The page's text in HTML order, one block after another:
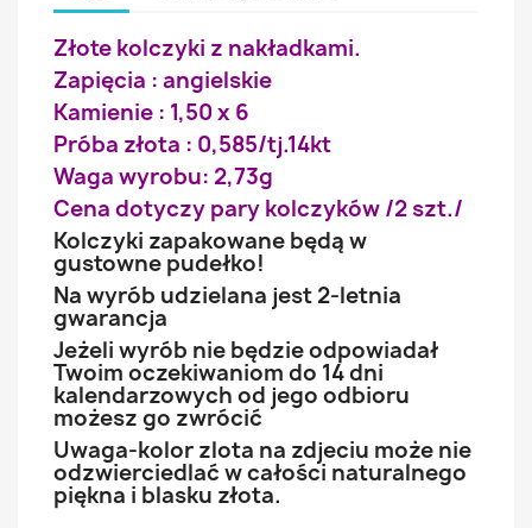
Złote kolczyki z nakładkami.
Zapięcia : angielskie
Kamienie : 1,50 x 6
Próba złota : 0,585/tj.14kt
Waga wyrobu: 2,73g
Cena dotyczy pary kolczyków /2 szt./
Kolczyki zapakowane będą w
gustowne pudełko!
Na wyrób udzielana jest 2-letnia
gwarancja
Jeżeli wyrób nie będzie odpowiadał
Twoim oczekiwaniom do 14 dni
kalendarzowych od jego odbioru
możesz go zwrócić
Uwaga-kolor zlota na zdjeciu może nie
odzwierciedlać w całości naturalnego
piękna i blasku złota.